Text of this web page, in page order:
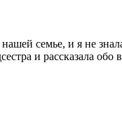
семье, и я не
и рассказала